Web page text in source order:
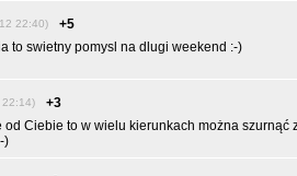
22:40)
+5
to swietny pomysl na dlugi weekend :-)
+3
od Ciebie to w wielu kierunkach można szurnąć
)